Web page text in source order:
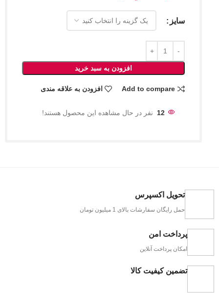
سایز
افزودن به سبد خرید
Add to compare افزودن به علاقه مندی
12 نفر در حال مشاهده این محصول هستند!
تحویل اکسپرس
حمل رایگان سفارشات بالای 1 میلیون تومان
پرداخت امن
امکان پرداخت آنلاین
تضمین کیفیت کالا